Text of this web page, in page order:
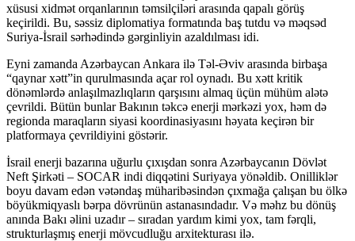
xüsusi xidmət orqanlarının təmsilçiləri arasında qapalı görüş
keçirildi. Bu, səssiz diplomatiya formatında baş tutdu və məqsəd
Suriya-İsrail sərhədində gərginliyin azaldılması idi.
Eyni zamanda Azərbaycan Ankara ilə Təl-Əviv arasında birbaşa
“qaynar xətt”in qurulmasında açar rol oynadı. Bu xətt kritik
dönəmlərdə anlaşılmazlıqların qarşısını almaq üçün mühüm alətə
çevrildi. Bütün bunlar Bakının təkcə enerji mərkəzi yox, həm də
regionda maraqların siyasi koordinasiyasını həyata keçirən bir
platformaya çevrildiyini göstərir.
İsrail enerji bazarına uğurlu çıxışdan sonra Azərbaycanın Dövlət
Neft Şirkəti – SOCAR indi diqqətini Suriyaya yönəldib. Onilliklər
boyu davam edən vətəndaş müharibəsindən çıxmağa çalışan bu ölkə
böyükmiqyaslı bərpa dövrünün astanasındadır. Və məhz bu dönüş
anında Bakı əlini uzadır – sıradan yardım kimi yox, tam fərqli,
strukturlaşmış enerji mövcudluğu arxitekturası ilə.